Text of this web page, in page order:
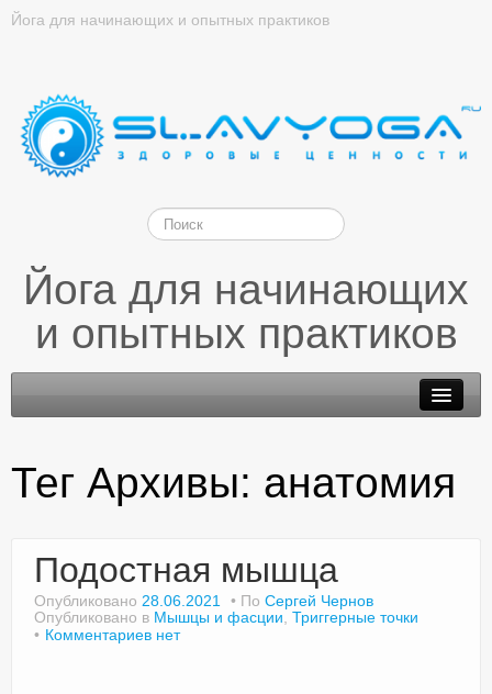
Йога для начинающих и опытных практиков
Йога для начинающих
и опытных практиков
Доктор Чернов
Методика SLAVYOGA
Тег Архивы: анатомия
Подостная мышца
Опубликовано 28.06.2021 По Сергей Чернов
Опубликовано в Мышцы и фасции Триггерные точки
Комментариев нет